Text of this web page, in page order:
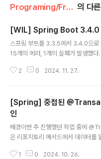
Programing/Framework 의 다
[WIL] Spring Boot 3.4.0 -
스프링 부트를 3.3.5에서 3.4.0으로
15개의 에러, 1개의 실패가 발생
과 마찬가지로 getErrorMessage의
rk/commit/
g Cloud의 의존 버전이 2024.0.0
2 0 2024. 11. 27.
[Spring] 중첩된
인
배경이번 주 진행했던 작업 중에
은 리포지토리 메서드에서 데이터를
지연(Replication Rag)이었다. 이전
1 0 2024. 10. 26.